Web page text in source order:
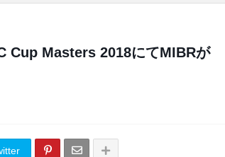
Cup Masters 2018にてMIBRが